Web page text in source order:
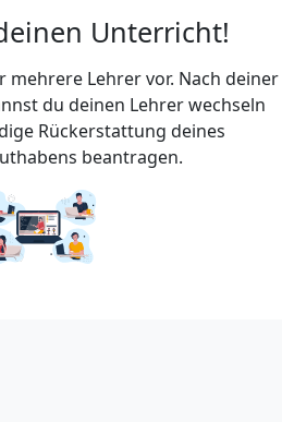
Unterricht!
mehrere Lehrer vor. Nach deiner
du deinen Lehrer wechseln
Rückerstattung deines
beantragen.